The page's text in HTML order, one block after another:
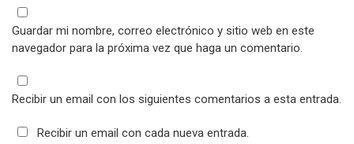
Guardar mi nombre, correo electrónico y sitio web en este
navegador para la próxima vez que haga un comentario.
Recibir un email con los siguientes comentarios a esta entrada.
Recibir un email con cada nueva entrada.